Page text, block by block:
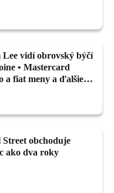
Lee vidí obrovský býčí
• Mastercard
a fiat meny a ďalšie
obchoduje
ako dva roky